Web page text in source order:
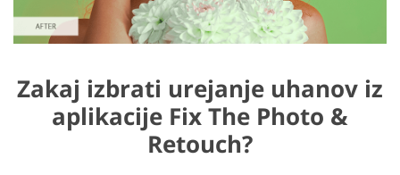
Zakaj izbrati urejanje uhanov iz
aplikacije Fix The Photo &
Retouch?